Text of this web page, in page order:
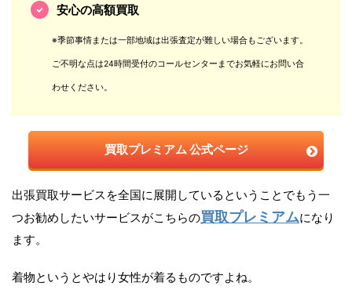
安心の高額買取
※季節事情または一部地域は出張査定が難しい場合もございます。
ご不明な点は24時間受付のコールセンターまでお気軽にお問い合
わせください。
買取プレミアム 公式ページ
出張買取サービスを全国に展開しているということでもう一
つお勧めしたいサービスがこちらの買取プレミアムになり
ます。
着物というとやはり女性が着るものですよね。